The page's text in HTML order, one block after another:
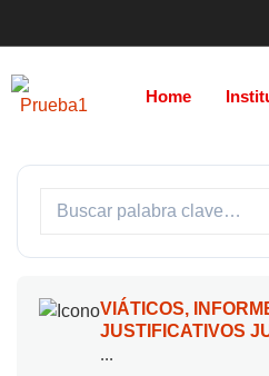
Home
VIÁTICOS,
JUSTIFICATIVOS
...